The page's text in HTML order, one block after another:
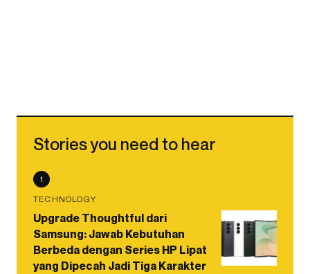
Stories you need to hear
1
TECHNOLOGY
Upgrade Thoughtful dari
Samsung: Jawab Kebutuhan
Berbeda dengan Series HP Lipat
yang Dipecah Jadi Tiga Karakter